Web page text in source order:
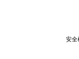
安全